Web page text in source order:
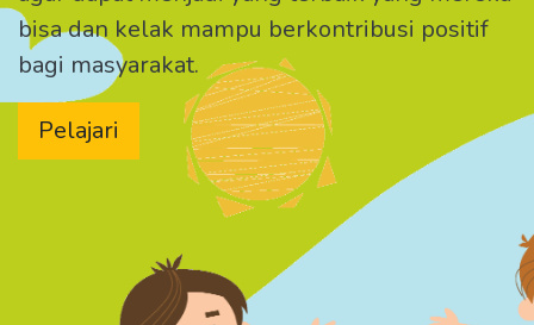
bisa dan kelak mampu berkontribusi positif
bagi masyarakat.
Pelajari